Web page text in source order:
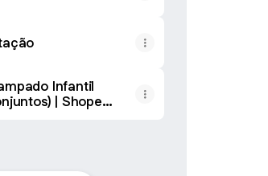
Infantil
| Shopee